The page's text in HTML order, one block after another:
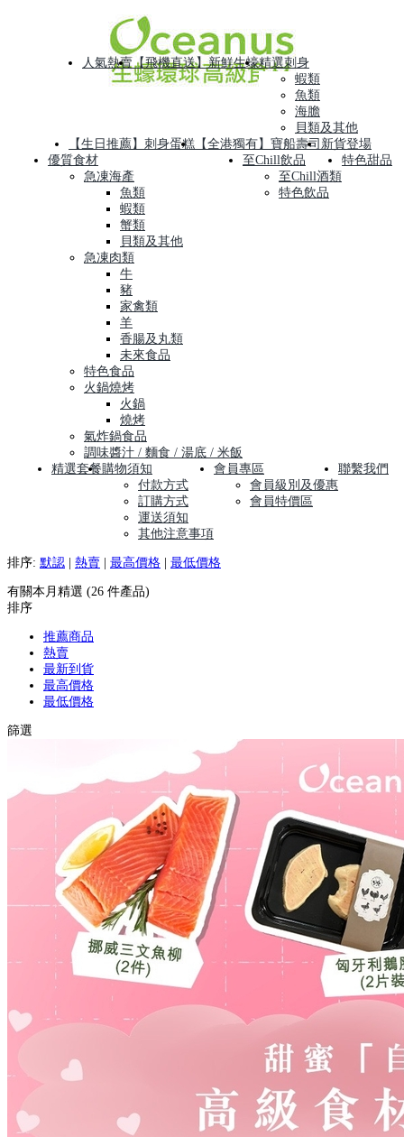
人氣熱賣【飛機直送】新鮮生蠔精選刺身
蝦類
魚類
海膽
貝類及其他
【生日推薦】刺身蛋糕 【全港獨有】寶船壽司 新貨登場
優質食材
急凍海產
魚類
蝦類
蟹類
貝類及其他
急凍肉類
牛
豬
家禽類
羊
香腸及丸類
未來食品
特色食品
火鍋燒烤
火鍋
燒烤
氣炸鍋食品
調味醬汁 / 麵食 / 湯底 / 米飯
至Chill飲品
至Chill酒類
特色飲品
特色甜品
精選套餐購物須知
付款方式
訂購方式
運送須知
其他注意事項
會員專區
會員級別及優惠
會員特價區
聯繫我們
排序: 默認 熱賣 最高價格 最低價格
有關本月精選 (26 件產品)
排序
推薦商品
熱賣
最新到貨
最高價格
最低價格
篩選